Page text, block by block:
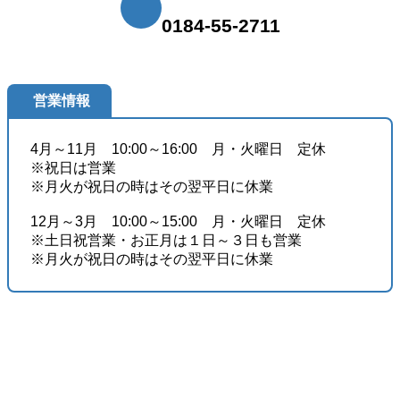
0184-55-2711
営業情報
4月～11月 10:00～16:00 月・火曜日 定休
​※祝日は営業
※月火が祝日の時はその翌平日に休業
12月～3月 10:00～15:00 月・火曜日 定休
​※土日祝営業・お正月は１日～３日も営業
※月火が祝日の時はその翌平日に休業